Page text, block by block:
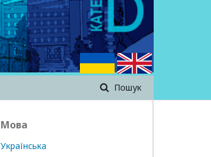
Пошук
Мова
Українська